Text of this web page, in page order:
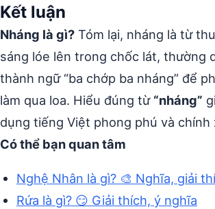
Kết luận
Nháng là gì? Tóm lại, nháng là từ
sáng lóe lên trong chốc lát, thường
thành ngữ “ba chớp ba nháng” để
làm qua loa. Hiểu đúng từ “nháng”
dụng tiếng Việt phong phú và chính
Có thể bạn quan tâm
Nghệ Nhân là gì? 🎨 Nghĩa, giải
Rứa là gì? 😏 Giải thích, ý nghĩa